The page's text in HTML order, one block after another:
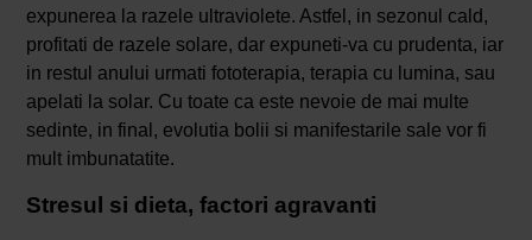
expunerea la razele ultraviolete. Astfel, in sezonul cald,
profitati de razele solare, dar expuneti-va cu prudenta, iar
in restul anului urmati fototerapia, terapia cu lumina, sau
apelati la solar. Cu toate ca este nevoie de mai multe
sedinte, in final, evolutia bolii si manifestarile sale vor fi
mult imbunatatite.
Stresul si dieta, factori agravanti